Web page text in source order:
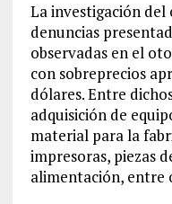
La investigación del
denuncias
observadas en el
con sobreprecios
dólares. Entre
adquisición de
material para la
impresoras, piezas
alimentación, entre